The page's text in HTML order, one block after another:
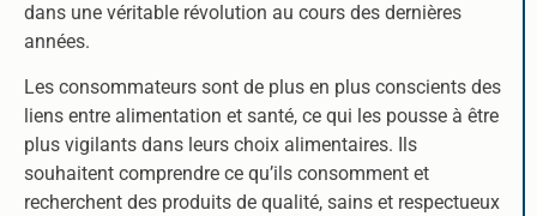
dans une véritable révolution au cours des dernières
années.
Les consommateurs sont de plus en plus conscients des
liens entre alimentation et santé, ce qui les pousse à être
plus vigilants dans leurs choix alimentaires. Ils
souhaitent comprendre ce qu’ils consomment et
recherchent des produits de qualité, sains et respectueux